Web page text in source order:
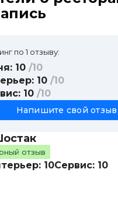
по 1 отзыву:
10 /10
10 /10
10 /10
Напишите свой отзыв
отзыв
10Сервис: 10